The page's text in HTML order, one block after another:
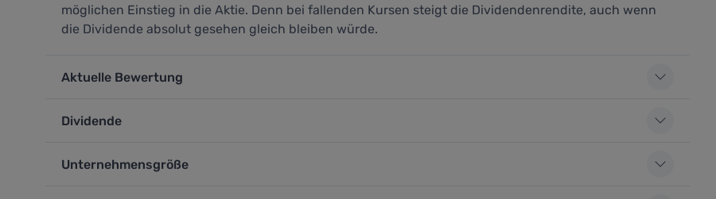
möglichen Einstieg in die Aktie. Denn bei fallenden Kursen steigt die Dividendenrendite, auch wenn
die Dividende absolut gesehen gleich bleiben würde.
Aktuelle Bewertung
Dividende
Unternehmensgröße